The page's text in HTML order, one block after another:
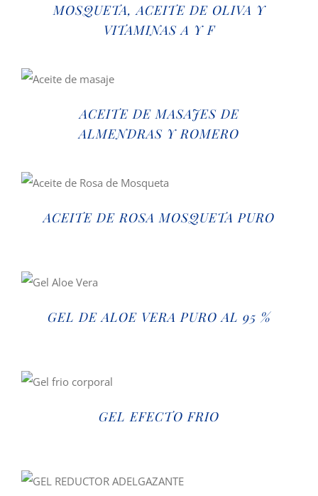
MOSQUETA, ACEITE DE OLIVA Y
VITAMINAS A Y F
ACEITE DE MASAJES DE
ALMENDRAS Y ROMERO
ACEITE DE ROSA MOSQUETA PURO
GEL DE ALOE VERA PURO AL 95 %
GEL EFECTO FRIO